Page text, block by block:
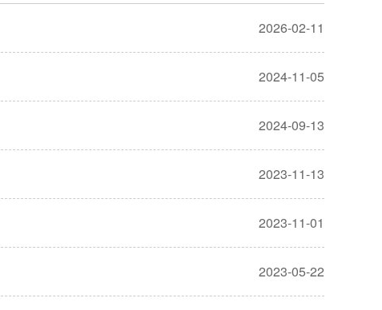
2026-02-11
2024-11-05
2024-09-13
2023-11-13
2023-11-01
2023-05-22